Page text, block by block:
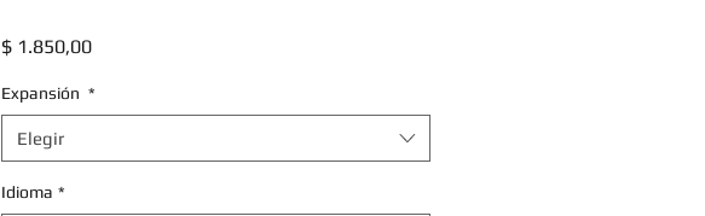
$ 1.850,00Precio
Expansión *
Elegir
Idioma *